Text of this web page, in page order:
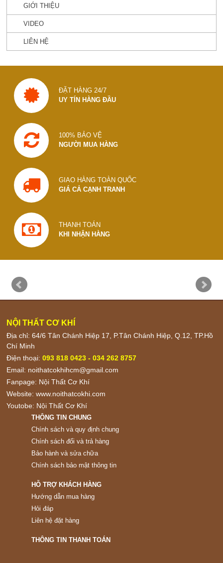
GIỚI THIỆU
VIDEO
LIÊN HỆ
ĐẶT HÀNG 24/7
UY TÍN HÀNG ĐẦU
100% BẢO VỆ
NGƯỜI MUA HÀNG
GIAO HÀNG TOÀN QUỐC
GIÁ CẢ CẠNH TRANH
THANH TOÁN
KHI NHẬN HÀNG
NỘI THẤT CƠ KHÍ
Địa chỉ: 64/6 Tân Chánh Hiệp 17, P.Tân Chánh Hiệp, Q.12, TP.Hồ
Chí Minh
Điện thoại:093 818 0423 - 034 262 8757
Email: noithatcokhihcm@gmail.com
Fanpage: Nội Thất Cơ Khí
Website:www.noithatcokhi.com
Youtobe: Nội Thất Cơ Khí
THÔNG TIN CHUNG
Chính sách và quy định chung
Chính sách đổi và trả hàng
Bảo hành và sửa chữa
Chính sách bảo mật thông tin
HỖ TRỢ KHÁCH HÀNG
Hướng dẫn mua hàng
Hỏi đáp
Liên hệ đặt hàng
THÔNG TIN THANH TOÁN